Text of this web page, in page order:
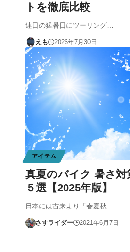
トを徹底比較
連日の猛暑日にツーリング…
えも 2026年7月30日
アイテム
真夏のバイク 暑さ
５選【2025年版】
日本には古来より「春夏秋…
さすライダー 2021年6月7日